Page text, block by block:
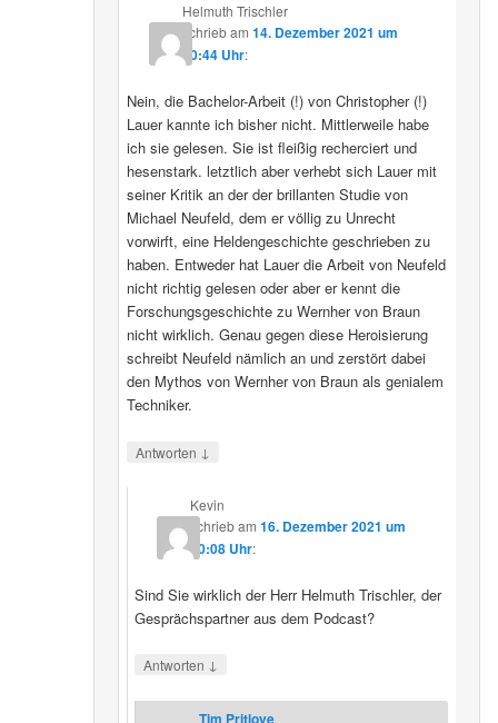
Helmuth Trischler
schriebam 14. Dezember 2021 um
20:44 Uhr:
Nein, die Bachelor-Arbeit (!) von Christopher (!)
Lauer kannte ich bisher nicht. Mittlerweile habe
ich sie gelesen. Sie ist fleißig recherciert und
hesenstark. letztlich aber verhebt sich Lauer mit
seiner Kritik an der der brillanten Studie von
Michael Neufeld, dem er völlig zu Unrecht
vorwirft, eine Heldengeschichte geschrieben zu
haben. Entweder hat Lauer die Arbeit von Neufeld
nicht richtig gelesen oder aber er kennt die
Forschungsgeschichte zu Wernher von Braun
nicht wirklich. Genau gegen diese Heroisierung
schreibt Neufeld nämlich an und zerstört dabei
den Mythos von Wernher von Braun als genialem
Techniker.
Antworten ↓
Kevin
schriebam16. Dezember 2021 um
20:08 Uhr:
Sind Sie wirklich der Herr Helmuth Trischler, der
Gesprächspartner aus dem Podcast?
Antworten ↓
Tim Pritlove